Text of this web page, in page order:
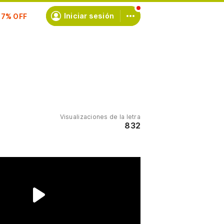
Iniciar sesión
Visualizaciones de la letra
832